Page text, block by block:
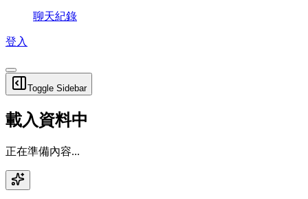
聊天紀錄
登入
Toggle Sidebar
載入資料中
正在準備內容...